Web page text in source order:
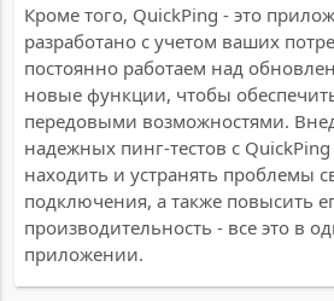
Кроме того, QuickPing - это
разработано с учетом ваших
постоянно работаем над
новые функции, чтобы
передовыми возможностями.
надежных пинг-тестов с
находить и устранять проблемы
подключения, а также повысить
производительность - все это в
приложении.